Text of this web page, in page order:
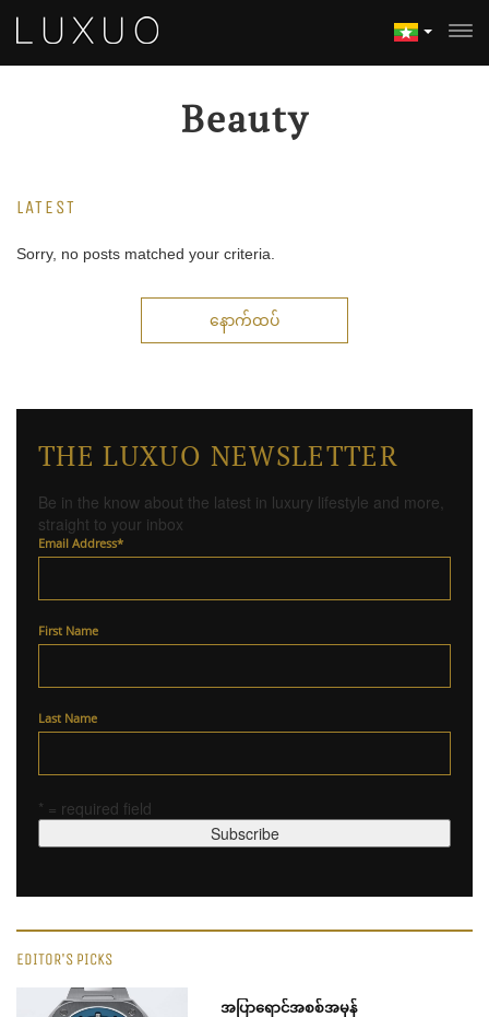
Beauty
LATEST
Sorry, no posts matched your criteria.
နောက်ထပ်
THE LUXUO NEWSLETTER
Be in the know about the latest in luxury lifestyle and more,
straight to your inbox
Email Address*
First Name
Last Name
* = required field
EDITOR'S PICKS
အပြာရောင်အစစ်အမှန်